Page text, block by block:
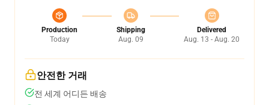
Production
Today
Shipping
Aug. 09
Delivered
Aug. 13 - Aug. 20
안전한 거래
전 세계 어디든 배송